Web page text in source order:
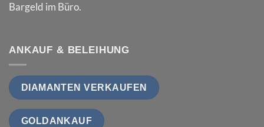
Bargeld im Büro.
ANKAUF & BELEIHUNG
DIAMANTEN VERKAUFEN
GOLDANKAUF